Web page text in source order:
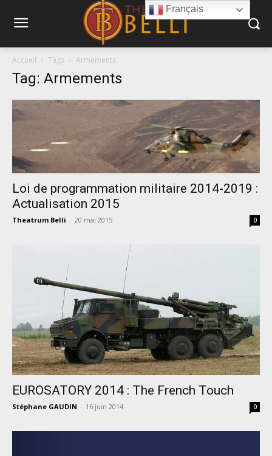
Accueil Tags Armements
Tag: Armements
Loi de programmation militaire 2014-2019 :
Actualisation 2015
Theatrum Belli - 20 mai 2015 0
EUROSATORY 2014 : The French Touch
Stéphane GAUDIN - 16 juin 2014 0
Français